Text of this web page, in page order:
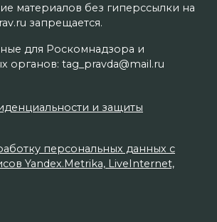
материалов без гиперссылки на
запрещается.
для Роскомнадзора и
органов: tag_pravda@mail.ru
и защиты
персональных данных с
Yandex.Metrika, LiveInternet,